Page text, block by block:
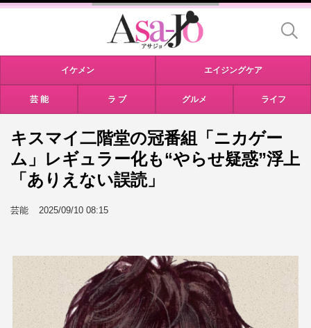
イケメン エイジングケア
芸 能 ラ ブ グルメ ライフ
キスマイ二階堂の冠番組「ニカゲー
ム」レギュラー化も“やらせ疑惑”浮上
「ありえない誤読」
芸能 2025/09/10 08:15